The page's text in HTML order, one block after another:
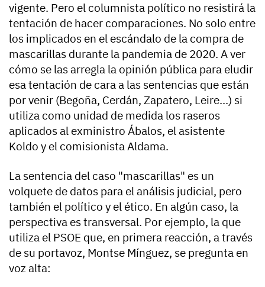
vigente. Pero el columnista político no resistirá la
tentación de hacer comparaciones. No solo entre
los implicados en el escándalo de la compra de
mascarillas durante la pandemia de 2020. A ver
cómo se las arregla la opinión pública para eludir
esa tentación de cara a las sentencias que están
por venir (Begoña, Cerdán, Zapatero, Leire...) si
utiliza como unidad de medida los raseros
aplicados al exministro Ábalos, el asistente
Koldo y el comisionista Aldama.
La sentencia del caso "mascarillas" es un
volquete de datos para el análisis judicial, pero
también el político y el ético. En algún caso, la
perspectiva es transversal. Por ejemplo, la que
utiliza el PSOE que, en primera reacción, a través
de su portavoz, Montse Mínguez, se pregunta en
voz alta: